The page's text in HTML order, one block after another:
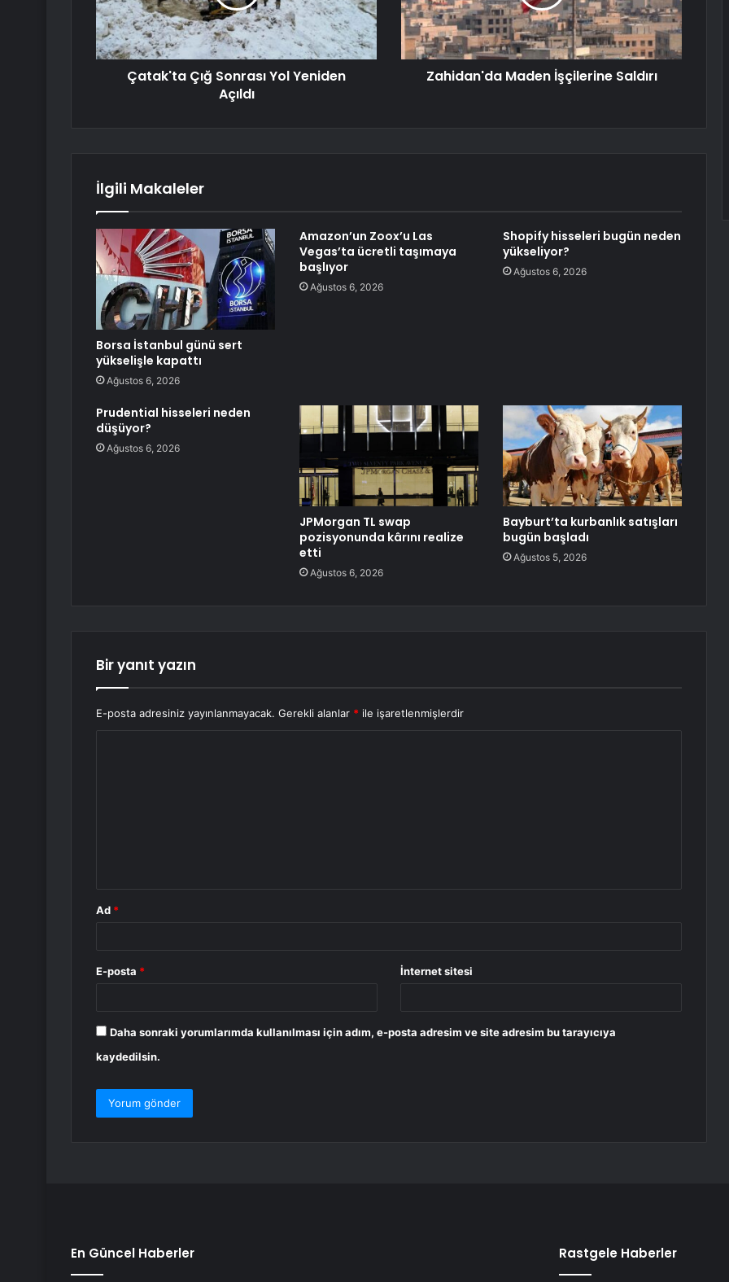
Çatak'ta Çığ Sonrası Yol Yeniden
Açıldı
Zahidan'da Maden İşçilerine Saldırı
İlgili Makaleler
Borsa İstanbul günü sert
yükselişle kapattı
Ağustos 6, 2026
Amazon’un Zoox’u Las
Vegas’ta ücretli taşımaya
başlıyor
Ağustos 6, 2026
Shopify hisseleri bugün neden
yükseliyor?
Ağustos 6, 2026
Prudential hisseleri neden
düşüyor?
Ağustos 6, 2026
JPMorgan TL swap
pozisyonunda kârını realize
etti
Ağustos 6, 2026
Bayburt’ta kurbanlık satışları
bugün başladı
Ağustos 5, 2026
Bir yanıt yazın
E-posta adresiniz yayınlanmayacak. Gerekli alanlar * ile işaretlenmişlerdir
Ad *
E-posta * İnternet sitesi
Daha sonraki yorumlarımda kullanılması için adım, e-posta adresim ve site adresim bu tarayıcıya
kaydedilsin.
En Güncel Haberler Rastgele Haberler